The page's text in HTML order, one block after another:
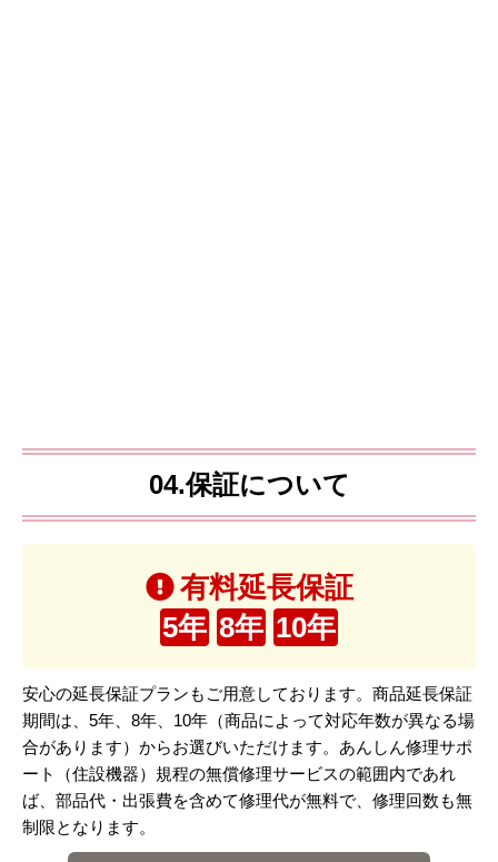
04.保証について
有料延長保証
5年 8年 10年
安心の延長保証プランもご用意しております。商品延長保証
期間は、5年、8年、10年（商品によって対応年数が異なる場
合があります）からお選びいただけます。あんしん修理サポ
ート（住設機器）規程の無償修理サービスの範囲内であれ
ば、部品代・出張費を含めて修理代が無料で、修理回数も無
制限となります。